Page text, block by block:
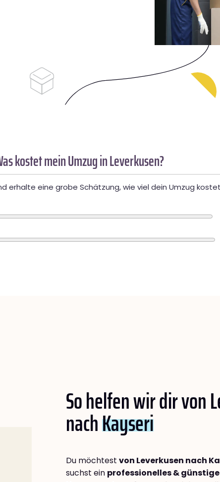
kostet mein Umzug in Leverkusen?
erhalte eine grobe Schätzung, wie viel dein Umzug
So helfen wir dir von
nachKayseri
Du möchtest von Leverkusen nach
suchst ein professionelles &